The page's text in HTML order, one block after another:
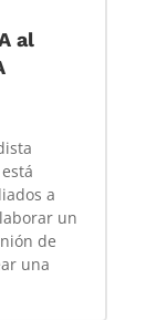
al
a
un
de
una